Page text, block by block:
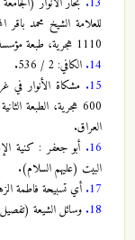
1110 هجرية، طبعة مؤسسة الوفاء، بيروت/ لبنان، سنة : 1414 هجرية.
14. الكافي: 2 / 536.
15.
العراق.
16. أبو جعفر : كنية
البيت (عليهم السلام).
17. أي تسبيحة فاطمة
18. وسائل الشيعة (تفصيل